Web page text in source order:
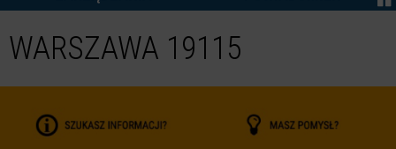
WARSZAWA 19115